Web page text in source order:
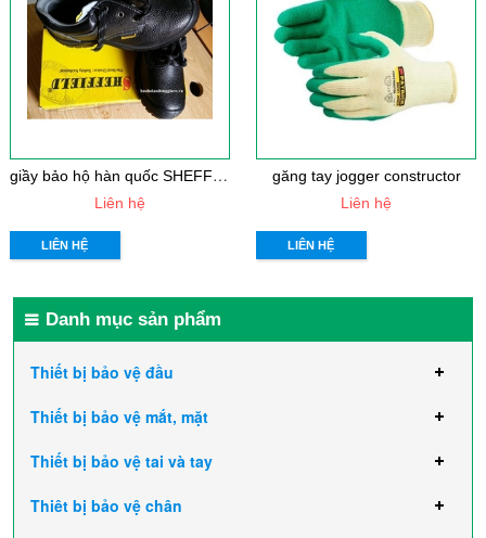
g
iầy bảo hộ hàn quốc SHEFFIELD
Liên hệ
LIÊN HỆ
găng tay jogger constructor
Liên hệ
LIÊN HỆ
Danh mục sản phẩm
Thiết bị bảo vệ đầu
Thiết bị bảo vệ mắt, mặt
Thiết bị bảo vệ tai và tay
Thiêt bị bảo vệ chân